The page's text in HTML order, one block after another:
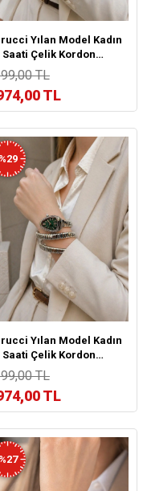
Yılan Model Kadın
Saati Çelik Kordon
Renk Atma
VS.BLKT.1048
TL
TL
%29
Yılan Model Kadın
Saati Çelik Kordon
Renk Atma
VS.BLKT.1046
TL
TL
%27